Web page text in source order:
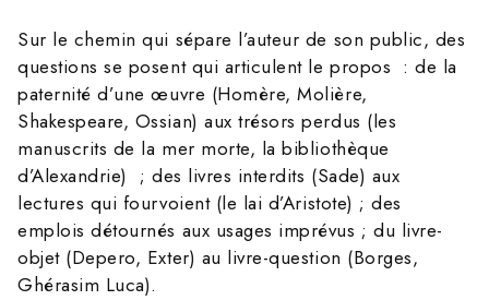
Sur le chemin qui sépare l’auteur de son public, des
questions se posent qui articulent le propos : de la
paternité d’une œuvre (Homère, Molière,
Shakespeare, Ossian) aux trésors perdus (les
manuscrits de la mer morte, la bibliothèque
d’Alexandrie) ; des livres interdits (Sade) aux
lectures qui fourvoient (le lai d’Aristote) ; des
emplois détournés aux usages imprévus ; du livre-
objet (Depero, Exter) au livre-question (Borges,
Ghérasim Luca).